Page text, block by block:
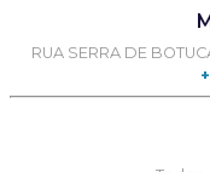
RUA SERRA DE